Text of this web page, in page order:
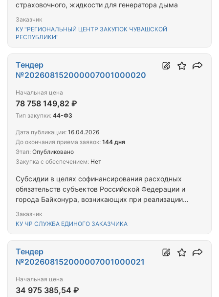
страховочного, жидкости для генератора дыма
Заказчик
КУ "РЕГИОНАЛЬНЫЙ ЦЕНТР ЗАКУПОК ЧУВАШСКОЙ
РЕСПУБЛИКИ"
Субсидии в целях софинансирования расходных
обязательств субъектов Российской Федерации и
города Байконура, возникающих при реализации
современной инфраструктуры для отдыха детей и
строений, сооружений (быстровозводимых
конструкций), а также при проведении
капитального ремонта объектов инфраструктуры
(Созданы некапитальные строения, сооружения
(быстровозводимые конструкции) для
Заказчик
КУ ЧР СЛУЖБА ЕДИНОГО ЗАКАЗЧИКА
Тендер
№202608152000007001000020
Начальная цена
78 758 149,82 ₽
Тип закупки: 44-ФЗ
Дата публикации: 16.04.2026
До окончания приема заявок: 144 дня
Этап: Опубликовано
Закупка с обеспечением: Нет
Тендер
№202608152000007001000021
Начальная цена
34 975 385,54 ₽